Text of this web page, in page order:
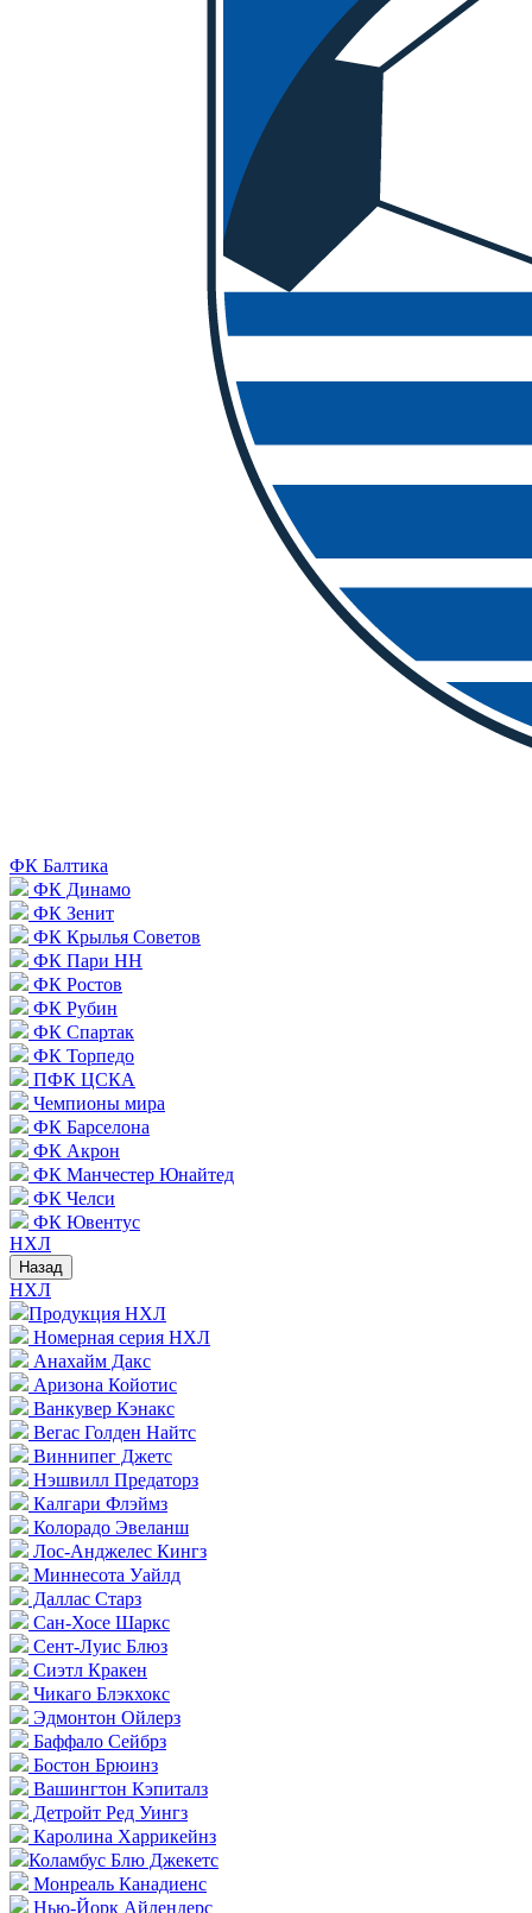
ФК Балтика
ФК Динамо
ФК Зенит
ФК Крылья Советов
ФК Пари НН
ФК Ростов
ФК Рубин
ФК Спартак
ФК Торпедо
ПФК ЦСКА
Чемпионы мира
ФК Барселона
ФК Акрон
ФК Манчестер Юнайтед
ФК Челси
ФК Ювентус
НХЛ
Назад
НХЛ
Продукция НХЛ
Номерная серия НХЛ
Анахайм Дакс
Аризона Койотис
Ванкувер Кэнакс
Вегас Голден Найтс
Виннипег Джетс
Нэшвилл Предаторз
Калгари Флэймз
Колорадо Эвеланш
Лос-Анджелес Кингз
Миннесота Уайлд
Даллас Старз
Сан-Хосе Шаркс
Сент-Луис Блюз
Сиэтл Кракен
Чикаго Блэкхокс
Эдмонтон Ойлерз
Баффало Сейбрз
Бостон Брюинз
Вашингтон Кэпиталз
Детройт Ред Уингз
Каролина Харрикейнз
Коламбус Блю Джекетс
Монреаль Канадиенс
Нью-Йорк Айлендерс